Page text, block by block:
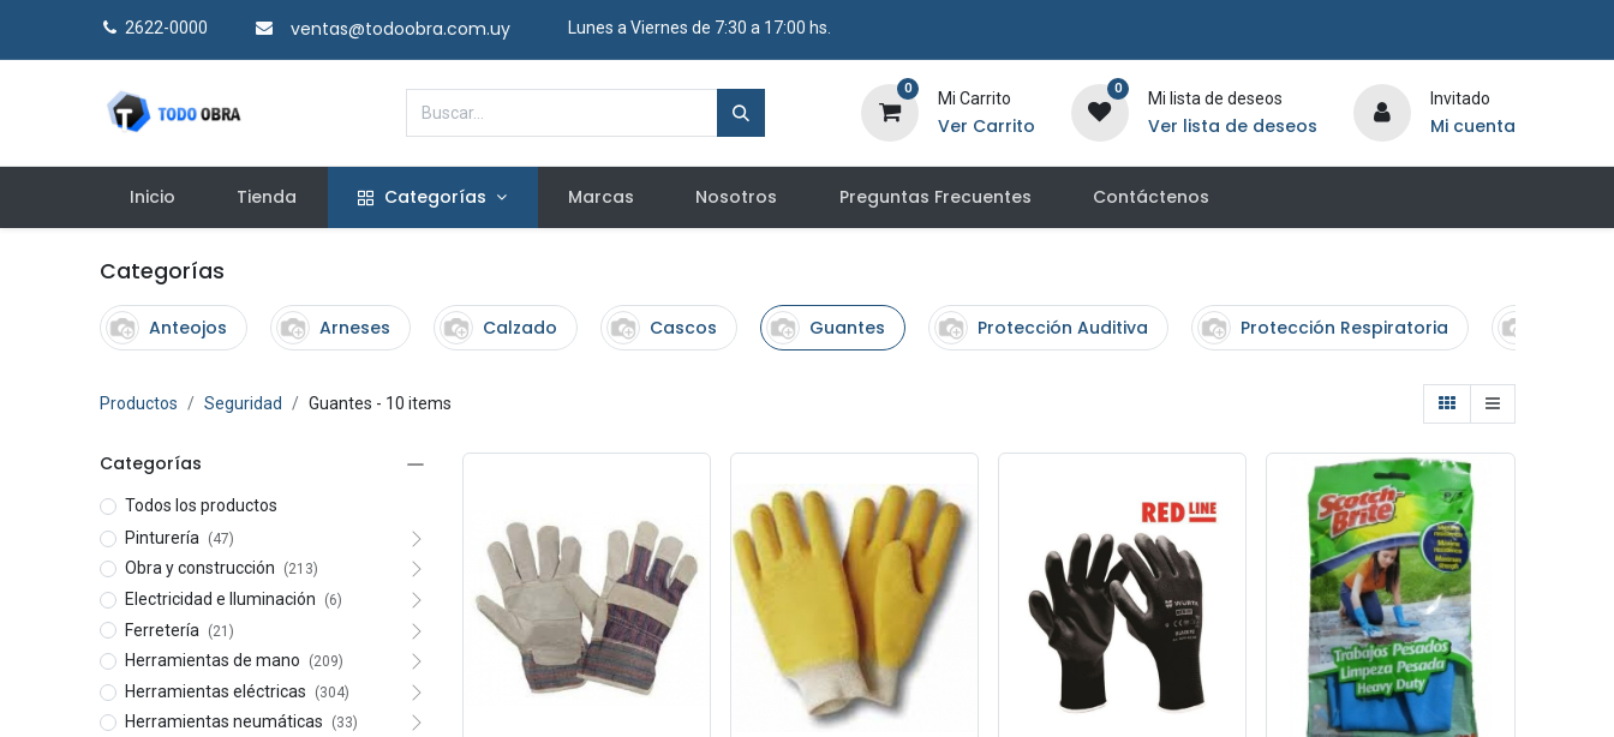
2622-0000​ ventas@todoobra.com.uy ​ Lunes a Viernes de 7:30 a 17:00 hs.
0
Mi Carrito
Ver Carrito
0
Mi lista de deseos
Ver lista de deseos
Invitado
Mi cuenta
Inicio Tienda Categorías Marcas Nosotros Preguntas Frecuentes Contáctenos
Categorías
Anteojos Arneses Calzado Cascos Guantes Protección Auditiva Protección Respiratoria
Productos Seguridad Guantes - 10 items
Categorías
Todos los productos
Pinturería
(47)
Obra y construcción (213)
Electricidad e Iluminación (6)
Ferretería (21)
Herramientas de mano (209)
Herramientas eléctricas (304)
Herramientas neumáticas (33)